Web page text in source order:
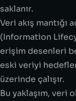
saklanır.
Veri akış mantığı
(Information
erişim desenleri
eski veriyi
üzerinde çalışır.
Bu yaklaşım, veri